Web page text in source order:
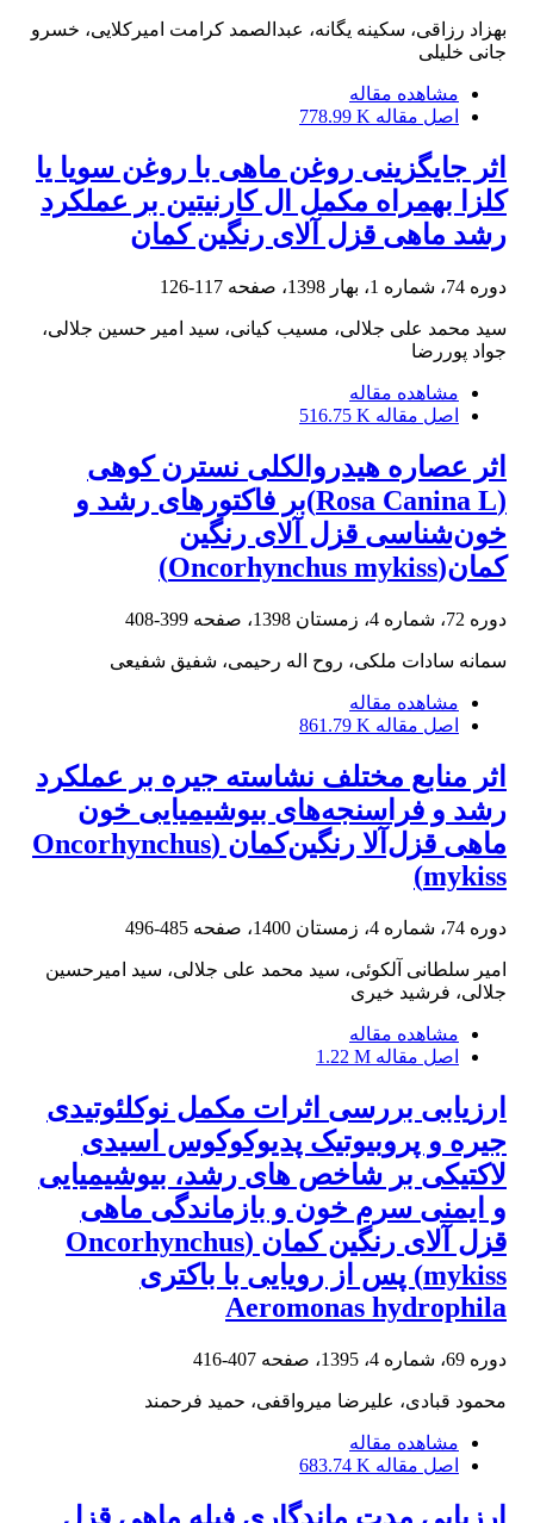
بهزاد رزاقی، سکینه یگانه، عبدالصمد کرامت امیرکلایی، خسرو
جانی خلیلی
مشاهده مقاله
اصل مقاله 778.99 K
اثر جایگزینی روغن ماهی با روغن سویا یا
کلزا بهمراه مکمل ال کارنیتین بر عملکرد
رشد ماهی قزل آلای رنگین کمان
دوره 74، شماره 1، بهار 1398، صفحه 117-126
سید محمد علی جلالی، مسیب کیانی، سید امیر حسین جلالی،
جواد پوررضا
مشاهده مقاله
اصل مقاله 516.75 K
اثر عصاره هیدروالکلی نسترن کوهی
(Rosa Canina L)بر فاکتورهای رشد و
خون‌شناسی قزل آلای رنگین
کمان(Oncorhynchus mykiss)
دوره 72، شماره 4، زمستان 1398، صفحه 399-408
سمانه سادات ملکی، روح اله رحیمی، شفیق شفیعی
مشاهده مقاله
اصل مقاله 861.79 K
اثر منابع مختلف نشاسته جیره بر عملکرد
رشد و فراسنجه‌های بیوشیمیایی خون
ماهی قزل‌آلا رنگین‌کمان (Oncorhynchus
mykiss)
دوره 74، شماره 4، زمستان 1400، صفحه 485-496
امیر سلطانی آلکوئی، سید محمد علی جلالی، سید امیرحسین
جلالی، فرشید خیری
مشاهده مقاله
اصل مقاله 1.22 M
ارزیابی بررسی اثرات مکمل نوکلئوتیدی
جیره و پروبیوتیک پدیوکوکوس اسیدی
لاکتیکی بر شاخص های رشد، بیوشیمیایی
و ایمنی سرم خون و بازماندگی ماهی
قزل آلای رنگین کمان (Oncorhynchus
mykiss) پس از رویایی با باکتری
Aeromonas hydrophila
دوره 69، شماره 4، 1395، صفحه 407-416
محمود قبادی، علیرضا میرواقفی، حمید فرحمند
مشاهده مقاله
اصل مقاله 683.74 K
ارزیابی مدت ماندگاری فیله ماهی قزل